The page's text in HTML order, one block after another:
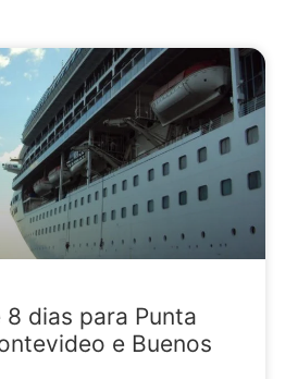
8 dias para Punta
e Buenos